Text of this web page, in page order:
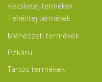
Kecsketej termékek
Tehéntej termékek
Méhészeti termékek
Pékáru
Tartós termékek